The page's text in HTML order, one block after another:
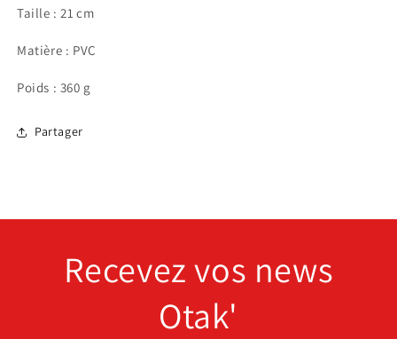
Taille :21cm
Matière : PVC
Poids : 360 g
Partager
Recevez vos news
Otak'